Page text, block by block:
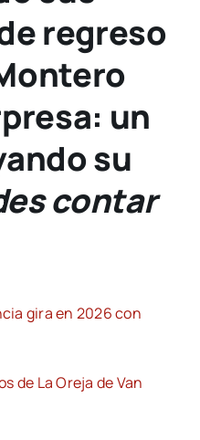
regreso
un
su
contar
gira en 2026 con
de La Oreja de Van